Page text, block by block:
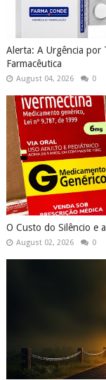
Alerta: A Urgência por
Farmacêutica
August 04, 2026 0
O Custo do Silêncio e
August 02, 2026 0